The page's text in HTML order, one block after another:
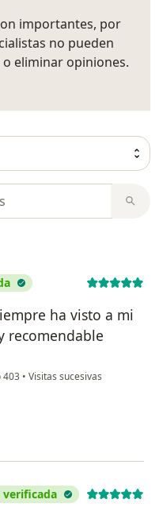
importantes, por
no pueden
eliminar opiniones.
ha visto a mi
recomendable
403 • Visitas sucesivas
verificada